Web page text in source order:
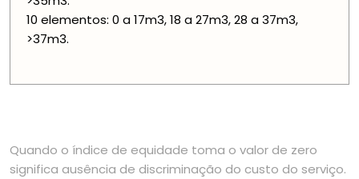
10 elementos: 0 a 17m3, 18 a 27m3, 28 a 37m3,
>37m3.
Quando o índice de equidade toma o valor de zero
significa ausência de discriminação do custo do serviço.